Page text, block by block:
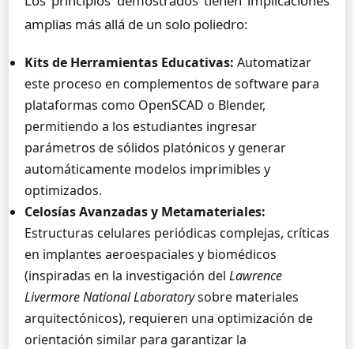
amplias más allá de un solo poliedro:
Kits de Herramientas Educativas: Automatizar
este proceso en complementos de software para
plataformas como OpenSCAD o Blender,
permitiendo a los estudiantes ingresar
parámetros de sólidos platónicos y generar
automáticamente modelos imprimibles y
optimizados.
Celosías Avanzadas y Metamateriales:
Estructuras celulares periódicas complejas, críticas
en implantes aeroespaciales y biomédicos
(inspiradas en la investigación del Lawrence
Livermore National Laboratorysobre materiales
arquitectónicos), requieren una optimización de
orientación similar para garantizar la